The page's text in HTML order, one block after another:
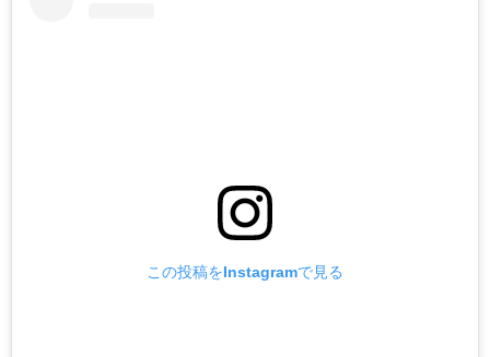
この投稿をInstagramで見る